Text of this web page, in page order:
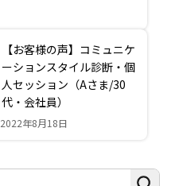
【お客様の声】コミュニケ
ーションスタイル診断・個
人セッション（Aさま/30
代・会社員）
2022年8月18日